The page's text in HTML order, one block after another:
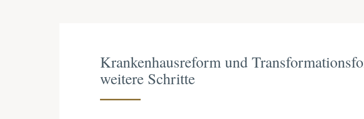
Krankenhausreform und
weitere Schritte